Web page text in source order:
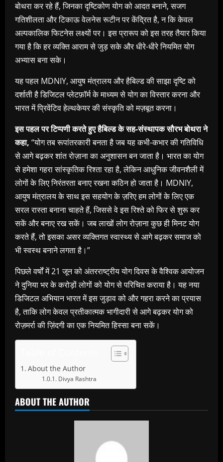
बोथरा कर रहे हैं, जिनका दृष्टिकोण योग को आदत बनाने, सजग
गतिशीलता और टिकाऊ वेलनेस रूटीन पर केंद्रित है, न कि केवल
अल्पकालिक फिटनेस लक्ष्यों पर। इस प्रारूप को इस तरह तैयार किया
गया है कि हर व्यक्ति आराम से जुड़ सके और धीरे-धीरे नियमित योग
अभ्यास बना सके।
यह पहल MDNIY, आयुष मंत्रालय और हैबिल्ड की साझा दृष्टि को
दर्शाती है डिजिटल प्लेटफ़ॉर्म के माध्यम से योग का विस्तार करना और
भारत में प्रिवेंटिव हेल्थकेयर की संस्कृति को मज़बूत करना।
इस पहल पर टिप्पणी करते हुए हैबिल्ड के सह-संस्थापक सौरभ बोथरा ने
कहा, “योग तब रूपांतरकारी बनता है जब यह कभी-कभार की गतिविधि
से आगे बढ़कर शांत रोज़ाना का अनुशासन बन जाता है। भारत का योग
से हमेशा गहरा सांस्कृतिक रिश्ता रहा है, लेकिन आधुनिक जीवनशैली में
लोगों के लिए निरंतरता बनाए रखना कठिन हो जाता है। MDNIY,
आयुष मंत्रालय के साथ इस सहयोग के ज़रिए हम लोगों के लिए एक
सरल रास्ता बनाना चाहते हैं, जिससे वे इस रिश्ते को फिर से शुरू कर
सकें और बनाए रख सकें। जब लाखों लोग रोज़ाना कुछ ही मिनट योग
करते हैं, तो इसका असर व्यक्तिगत स्वास्थ्य से आगे बढ़कर समाज को
भी स्वस्थ बनाने लगता है।”
पिछले वर्षों में 21 जून को अंतरराष्ट्रीय योग दिवस के वैश्विक आयोजन
ने दुनिया भर के करोड़ों लोगों को योग से परिचित कराया है। यह नया
डिजिटल अभियान भारत में इस जुड़ाव को और गहरा करने का प्रयास
है, ताकि लोग केवल प्रतीकात्मक भागीदारी से आगे बढ़कर योग को
रोज़मर्रा की ज़िंदगी का एक नियमित हिस्सा बना सकें।
About the Author
Divya Rashtra
ABOUT THE AUTHOR